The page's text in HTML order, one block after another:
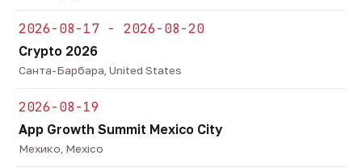
2026-08-17 - 2026-08-20
Crypto 2026
Санта-Барбара, United States
2026-08-19
App Growth Summit Mexico City
Мехико, Mexico